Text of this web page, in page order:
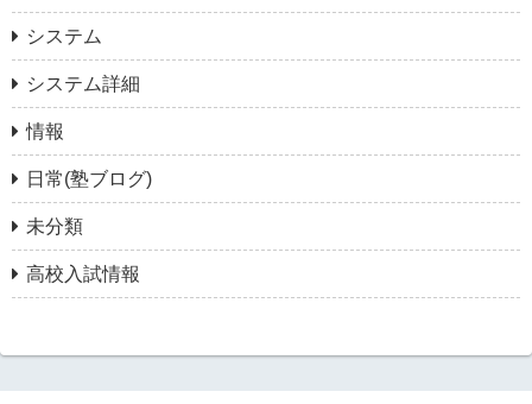
システム
システム詳細
情報
日常(塾ブログ)
未分類
高校入試情報